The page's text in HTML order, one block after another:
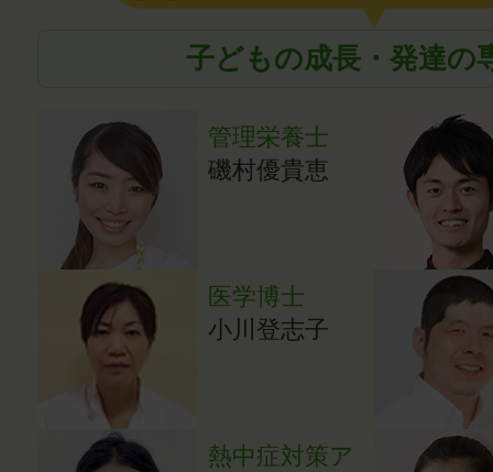
子どもの成長・発達の
管理栄養士
磯村優貴恵
医学博士
小川登志子
熱中症対策ア